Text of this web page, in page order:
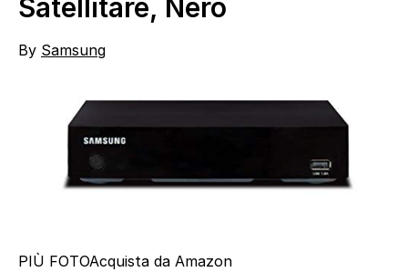
Satellitare, Nero
By Samsung
PIÙ FOTOAcquista da Amazon